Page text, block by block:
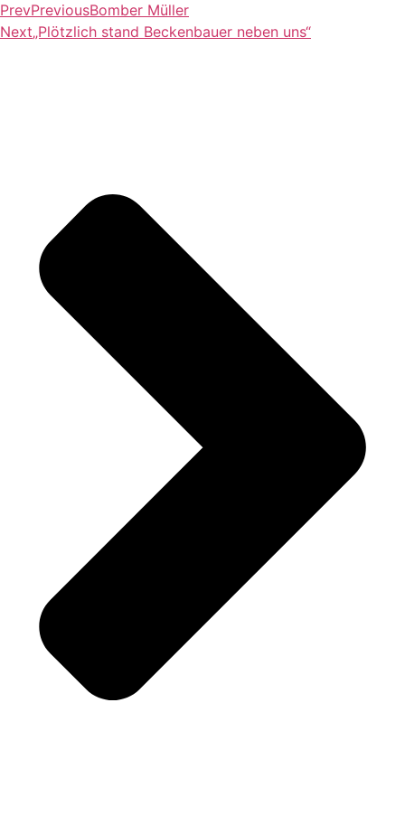
PrevPreviousBomber Müller
Next„Plötzlich stand Beckenbauer neben uns“